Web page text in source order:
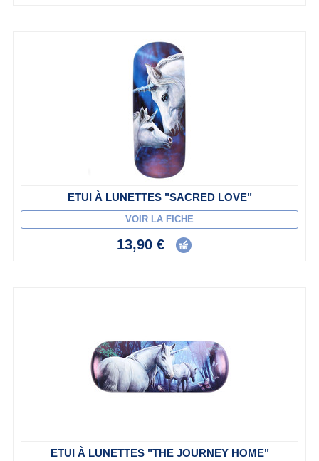
ETUI À LUNETTES "SACRED LOVE"
VOIR LA FICHE
13,90 €
ETUI À LUNETTES "THE JOURNEY HOME"